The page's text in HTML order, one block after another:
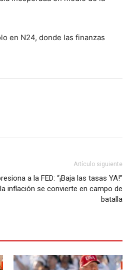
en N24, donde las finanzas
Artículo siguiente
a la FED: “¡Baja las tasas YA!”
inflación se convierte en campo de
batalla